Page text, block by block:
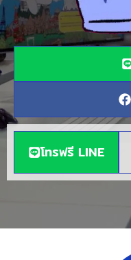
โทรฟรี LINE